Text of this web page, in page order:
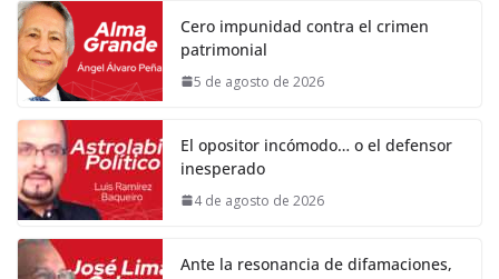
Cero impunidad contra el crimen
patrimonial
5 de agosto de 2026
El opositor incómodo… o el defensor
inesperado
4 de agosto de 2026
Ante la resonancia de difamaciones,